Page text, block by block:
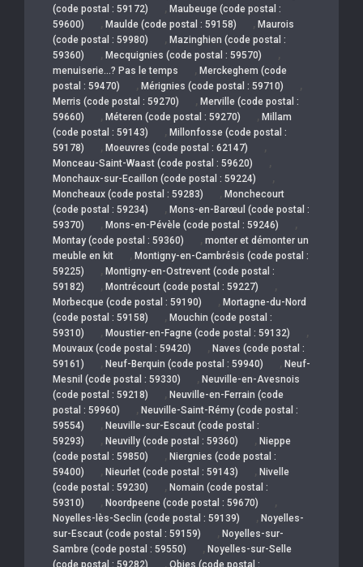
(code postal : 59172)
, Maubeuge (code postal :
59600)
, Maulde (code postal : 59158) , Maurois
(code postal : 59980)
, Mazinghien (code postal :
59360)
, Mecquignies (code postal : 59570) ,
menuiserie…? Pas le temps , Merckeghem (code
postal : 59470)
, Mérignies (code postal : 59710) ,
Merris (code postal : 59270) , Merville (code postal :
59660)
, Méteren (code postal : 59270) , Millam
(code postal : 59143)
, Millonfosse (code postal :
59178)
, Moeuvres (code postal : 62147) ,
Monceau-Saint-Waast (code postal : 59620) ,
Monchaux-sur-Ecaillon (code postal : 59224) ,
Moncheaux (code postal : 59283) , Monchecourt
(code postal : 59234)
, Mons-en-Barœul (code postal :
59370)
, Mons-en-Pévèle (code postal : 59246) ,
Montay (code postal : 59360) , monter et démonter un
meuble en kit
, Montigny-en-Cambrésis (code postal :
59225)
, Montigny-en-Ostrevent (code postal :
59182)
, Montrécourt (code postal : 59227) ,
Morbecque (code postal : 59190) , Mortagne-du-Nord
(code postal : 59158)
, Mouchin (code postal :
59310)
, Moustier-en-Fagne (code postal : 59132) ,
Mouvaux (code postal : 59420) , Naves (code postal :
59161)
, Neuf-Berquin (code postal : 59940) , Neuf-
Mesnil (code postal : 59330)
, Neuville-en-Avesnois
(code postal : 59218)
, Neuville-en-Ferrain (code
postal : 59960)
, Neuville-Saint-Rémy (code postal :
59554)
, Neuville-sur-Escaut (code postal :
59293)
, Neuvilly (code postal : 59360) , Nieppe
(code postal : 59850)
, Niergnies (code postal :
59400)
, Nieurlet (code postal : 59143) , Nivelle
(code postal : 59230)
, Nomain (code postal :
59310)
, Noordpeene (code postal : 59670) ,
Noyelles-lès-Seclin (code postal : 59139) , Noyelles-
sur-Escaut (code postal : 59159)
, Noyelles-sur-
Sambre (code postal : 59550)
, Noyelles-sur-Selle
(code postal : 59282)
, Obies (code postal :